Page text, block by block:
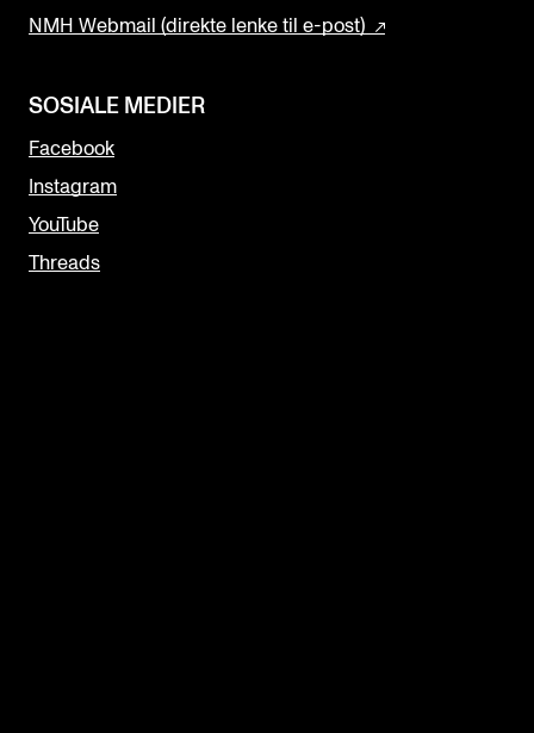
NMH Webmail (direkte lenke til e-post)
SOSIALE MEDIER
Facebook
Instagram
YouTube
Threads